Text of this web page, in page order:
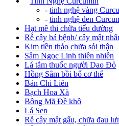
- tinh nghệ vàng
- tinh nghệ đen
Hạt mê thi chữa tiểu đường
Rễ cây bá bệnh/ cây mật
Kim tiền thảo chữa sỏi thận
Sâm Ngọc Linh thiên nhiên
Lá tắm thuốc người Dao Đỏ
Hồng Sâm bồi bổ cơ thể
Bán Chi Liên
Bạch Hoa Xà
Bông Mã Đề khô
Lá Sen
Rễ cây mật gấu, chữa đau